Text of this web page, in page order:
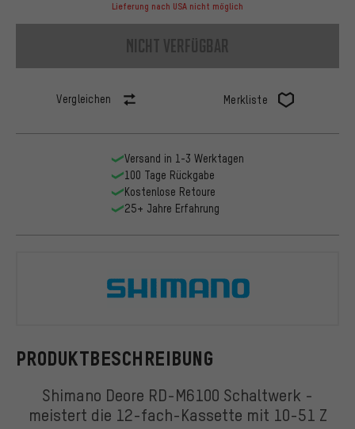
Lieferung nach USA nicht möglich
nicht verfügbar
Vergleichen Merkliste
PRODUKTBESCHREIBUNG
Shimano Deore RD-M6100 Schaltwerk -
meistert die 12-fach-Kassette mit 10-51 Z
Versand in 1-3 Werktagen
100 Tage Rückgabe
Kostenlose Retoure
25+ Jahre Erfahrung
Shimano